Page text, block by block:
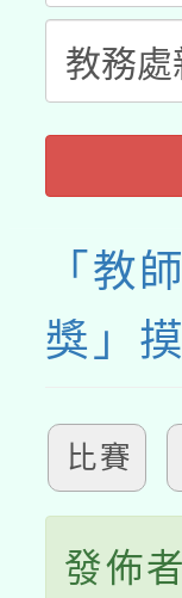
「教
獎」
比賽
發佈